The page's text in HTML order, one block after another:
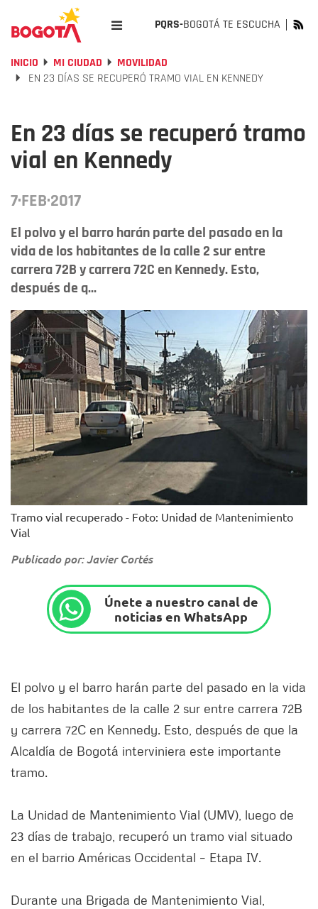
PQRS-BOGOTÁ TE ESCUCHA
INICIO MI CIUDAD
MOVILIDAD
EN 23 DÍAS SE RECUPERÓ TRAMO VIAL EN KENNEDY
En 23 días se recuperó tramo
vial en Kennedy
7·FEB·2017
El polvo y el barro harán parte del pasado en la
vida de los habitantes de la calle 2 sur entre
carrera 72B y carrera 72C en Kennedy. Esto,
después de q...
Tramo vial recuperado - Foto: Unidad de Mantenimiento
Vial
Publicado por: Javier Cortés
Únete a nuestro canal de
noticias en WhatsApp
El polvo y el barro harán parte del pasado en la vida
de los habitantes de la calle 2 sur entre carrera 72B
y carrera 72C en Kennedy. Esto, después de que la
Alcaldía de Bogotá interviniera este importante
tramo.
La Unidad de Mantenimiento Vial (UMV), luego de
23 días de trabajo, recuperó un tramo vial situado
en el barrio Américas Occidental – Etapa IV.
Durante una Brigada de Mantenimiento Vial,